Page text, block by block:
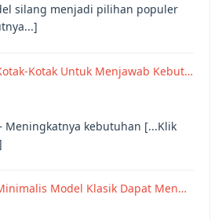
silang menjadi pilihan populer
Kotak Untuk Menjawab Kebut…
Meningkatnya kebutuhan [...Klik
Model Klasik Dapat Men…